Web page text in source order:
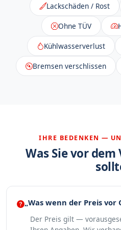
Lackschäden / Rost
Ohne TÜV
Kühlwasserverlust
Bremsen verschlissen
IHRE BEDENKEN —
Was Sie vor
„Was wenn der Preis
Der Preis gilt —